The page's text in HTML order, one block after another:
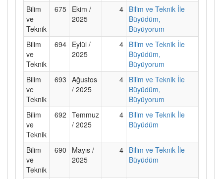
Bilim
ve
Teknik
675 Ekim /
2025
4 Bilim ve Teknik İle
Büyüdüm,
Büyüyorum
Bilim
ve
Teknik
694 Eylül /
2025
4 Bilim ve Teknik İle
Büyüdüm,
Büyüyorum
Bilim
ve
Teknik
693 Ağustos
/ 2025
4 Bilim ve Teknik İle
Büyüdüm,
Büyüyorum
Bilim
ve
Teknik
692 Temmuz
/ 2025
4 Bilim ve Teknik İle
Büyüdüm
Bilim
ve
Teknik
690
Mayıs /
2025
4 Bilim ve Teknik İle
Büyüdüm